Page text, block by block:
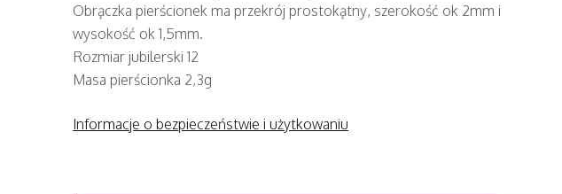
Obrączka pierścionek ma przekrój prostokątny, szerokość ok 2mm i
wysokość ok 1,5mm.
Rozmiar jubilerski 12
Masa pierścionka 2,3g
Informacje o bezpieczeństwie i użytkowaniu